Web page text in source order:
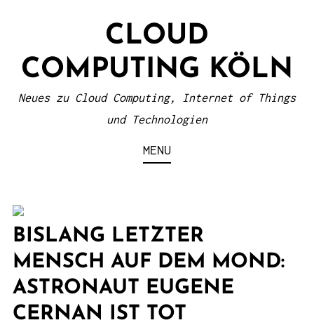
CLOUD
COMPUTING KÖLN
Neues zu Cloud Computing, Internet of Things
und Technologien
MENU
BISLANG LETZTER
MENSCH AUF DEM MOND:
ASTRONAUT EUGENE
CERNAN IST TOT